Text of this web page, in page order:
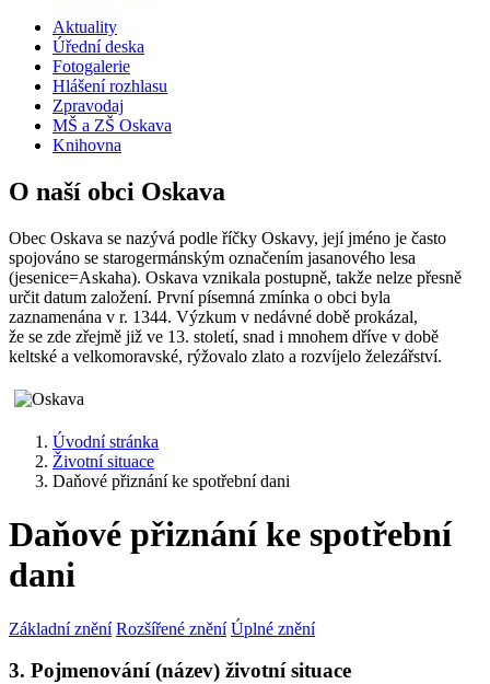
Aktuality
Úřední deska
Fotogalerie
Hlášení rozhlasu
Zpravodaj
MŠ a ZŠ Oskava
Knihovna
O naší obci Oskava
Obec Oskava se nazývá podle říčky Oskavy, její jméno je často
spojováno se starogermánským označením jasanového lesa
(jesenice=Askaha). Oskava vznikala postupně, takže nelze přesně
určit datum založení. První písemná zmínka o obci byla
zaznamenána v r. 1344. Výzkum v nedávné době prokázal,
že se zde zřejmě již ve 13. století, snad i mnohem dříve v době
keltské a velkomoravské, rýžovalo zlato a rozvíjelo železářství.
Úvodní stránka
Životní situace
Daňové přiznání ke spotřební dani
Daňové přiznání ke spotřební
dani
Základní znění Rozšířené znění Úplné znění
3. Pojmenování (název) životní situace